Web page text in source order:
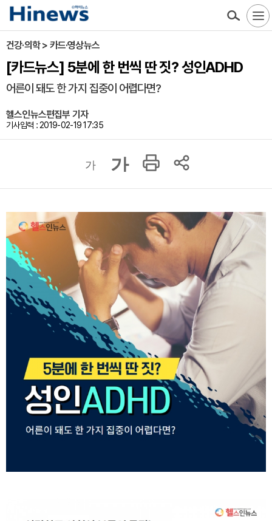
건강·의학 > 카드·영상뉴스
[카드뉴스] 5분에 한 번씩 딴 짓? 성인ADHD
어른이 돼도 한 가지 집중이 어렵다면?
헬스인뉴스편집부 기자
기사입력 : 2019-02-19 17:35
가 가